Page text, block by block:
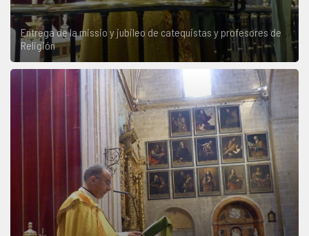
Entrega de la missio y jubileo de catequistas y profesores de
Religión